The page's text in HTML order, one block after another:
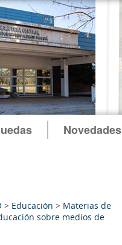
Novedades
> Educación > Materias de
sobre medios de